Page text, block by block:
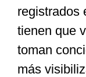
registrados
tienen que
toman
más